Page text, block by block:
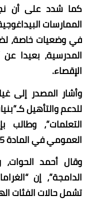
كما شدد على أن
الممارسات
في وضعيات خاصة،
المدرسية، بعيدا
الإقصاء.
وأشار المصدر إلى
للدعم والتأهيل
التعلمات”، وطالب
العمومي في المادة 15.
وقال أحمد الحوات،
الدامجة”، إن
تشمل حالات الفئات